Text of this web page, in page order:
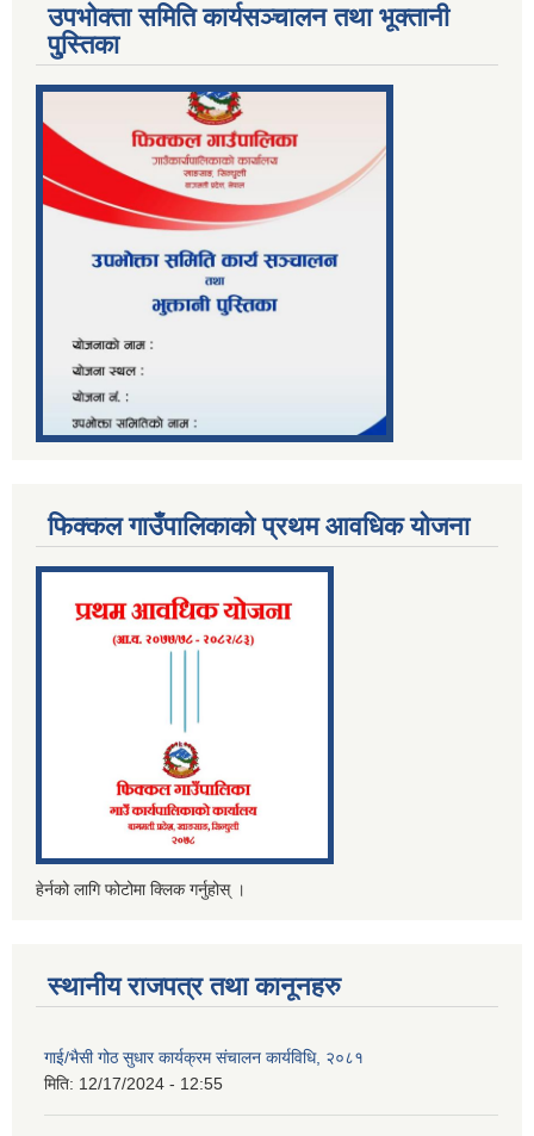
उपभोक्ता समिति कार्यसञ्चालन तथा भूक्तानी
पु्स्तिका
फिक्कल गाउँपालिकाको प्रथम आवधिक योजना
हेर्नको लागि फोटोमा क्लिक गर्नुहोस् ।
स्थानीय राजपत्र तथा कानूनहरु
गाई/भैसी गोठ सुधार कार्यक्रम संचालन कार्यविधि, २०८१
मिति: 12/17/2024 - 12:55